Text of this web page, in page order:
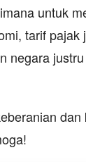
untuk
tarif pajak
negara
dan